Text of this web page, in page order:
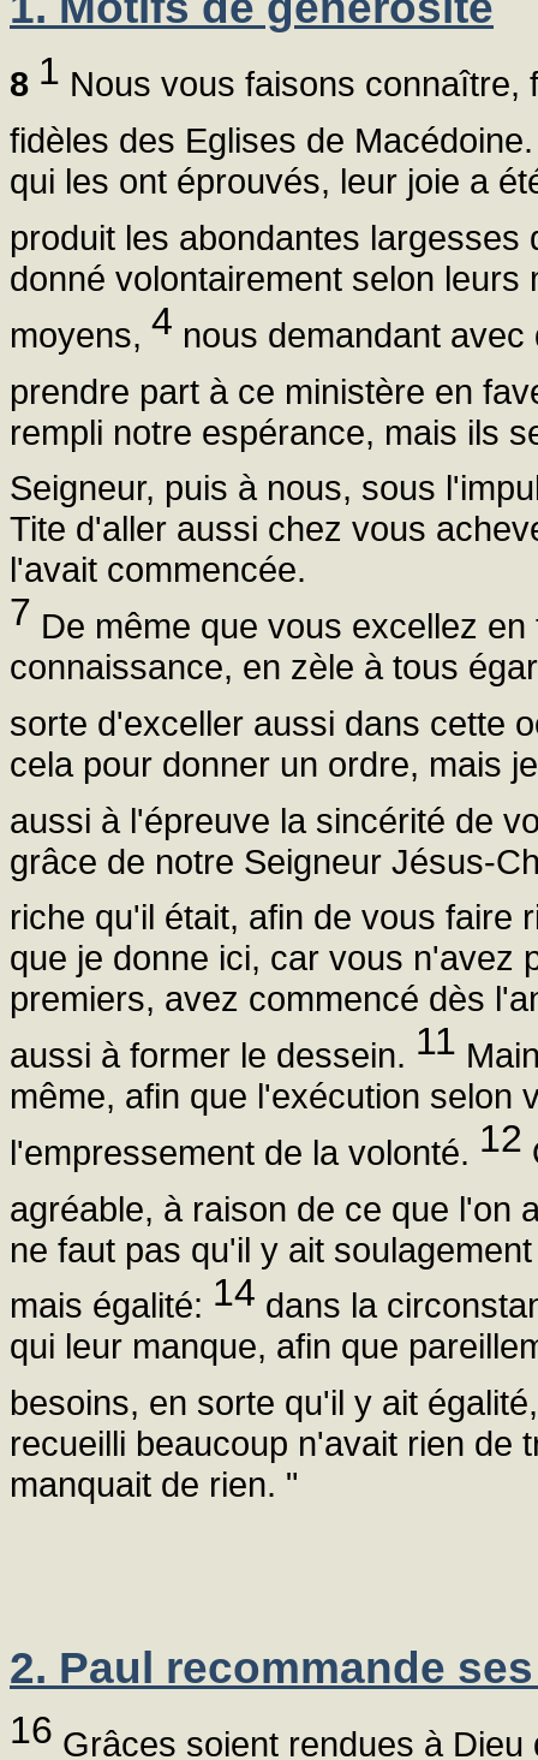
8 1 Nous vous faisons connaître,
fidèles des Eglises de
qui les ont éprouvés, leur joie a
produit les abondantes
donné volontairement selon
moyens, 4 nous demandant
prendre part à ce ministère en
rempli notre espérance, mais ils
Seigneur, puis à nous, sous
Tite d'aller aussi chez vous
l'avait commencée.
7 De même que vous excellez
connaissance, en zèle à tous
sorte d'exceller aussi dans cette
cela pour donner un ordre, mais
aussi à l'épreuve la sincérité de
grâce de notre Seigneur Jésus-
riche qu'il était, afin de vous faire
que je donne ici, car vous n'avez
premiers, avez commencé dès
aussi à former le dessein. 11
même, afin que l'exécution selon
l'empressement de la volonté. 12
agréable, à raison de ce que l'on
ne faut pas qu'il y ait
mais égalité: 14 dans la
qui leur manque, afin que
besoins, en sorte qu'il y ait
recueilli beaucoup n'avait rien de
manquait de rien. "
2. Paul recommande
16 Grâces soient rendues à